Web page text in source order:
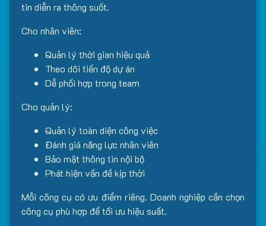
tin diễn ra thông suốt.
Cho nhân viên:
Quản lý thời gian hiệu quả
Theo dõi tiến độ dự án
Dễ phối hợp trong team
Cho quản lý:
Quản lý toàn diện công việc
Đánh giá năng lực nhân viên
Bảo mật thông tin nội bộ
Phát hiện vấn đề kịp thời
Mỗi công cụ có ưu điểm riêng. Doanh nghiệp cần chọn
công cụ phù hợp để tối ưu hiệu suất.